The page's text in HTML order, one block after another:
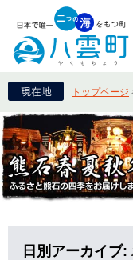
トップページ
日別アーカイブ: